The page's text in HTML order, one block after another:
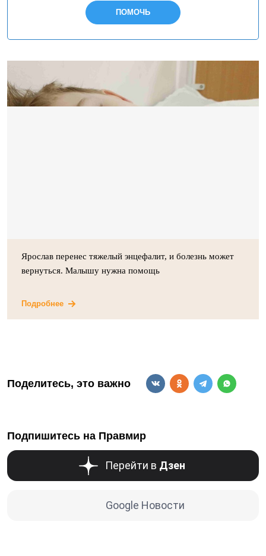
ПОМОЧЬ
Ярослав перенес тяжелый энцефалит, и болезнь может
вернуться. Малышу нужна помощь
Подробнее
Поделитесь, это важно
Подпишитесь на Правмир
Перейти в Дзен
Google Новости